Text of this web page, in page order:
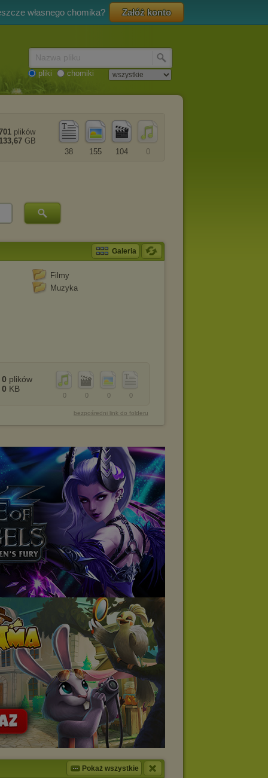
własnego chomika? Załóż konto
pliki chomiki
0
104
155
38
plików
133,67 GB
Galeria
Filmy
Muzyka
0
0
0
0
0 plików
0 KB
bezpośredni link do folderu
Pokaż wszystkie